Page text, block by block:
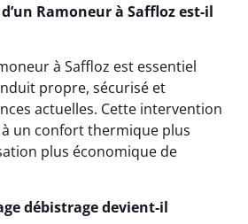
Ramoneur à Saffloz est-il
à Saffloz est essentiel
propre, sécurisé et
actuelles. Cette intervention
un confort thermique plus
plus économique de
débistrage devient-il